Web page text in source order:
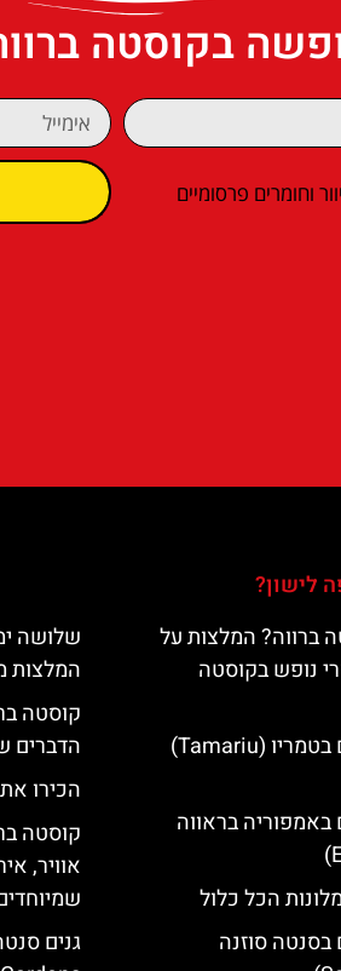
בקוסטה
וחומרים פרסומיים
לישון?
ברווה? המלצות על
נופש בקוסטה
מלונות מומלצים בטמריו (Tamariu)
באמפוריה בראווה
הכל כלול
בסנטה סוזנה
שלושה
המלצות
קוסטה
הדברים
הכירו
קוסטה
אוויר,